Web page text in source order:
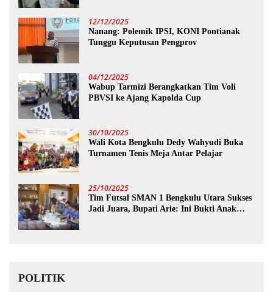
12/12/2025
Nanang: Polemik IPSI, KONI Pontianak
Tunggu Keputusan Pengprov
04/12/2025
Wabup Tarmizi Berangkatkan Tim Voli
PBVSI ke Ajang Kapolda Cup
30/10/2025
Wali Kota Bengkulu Dedy Wahyudi Buka
Turnamen Tenis Meja Antar Pelajar
25/10/2025
Tim Futsal SMAN 1 Bengkulu Utara Sukses
Jadi Juara, Bupati Arie: Ini Bukti Anak
POLITIK